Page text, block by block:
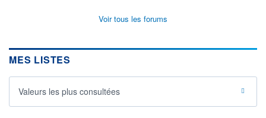
Voir tous les forums
MES LISTES
Valeurs les plus consultées